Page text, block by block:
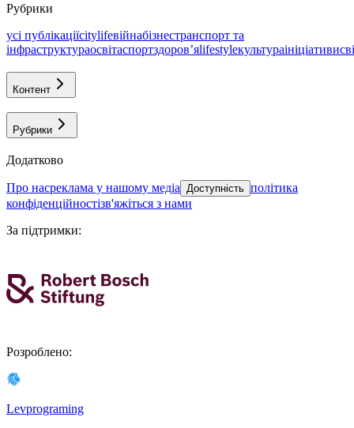
Рубрики
усі публікаціїcitylifeвійнабізнестранспорт та
інфраструктураосвітаспортздоровʼяlifestyleкультураініціативи
Контент
Рубрики
Додатково
про насреклама у нашому медіа Доступність політика
конфіденційностізв'яжіться з нами
За підтримки:
Розроблено:
Levprograming